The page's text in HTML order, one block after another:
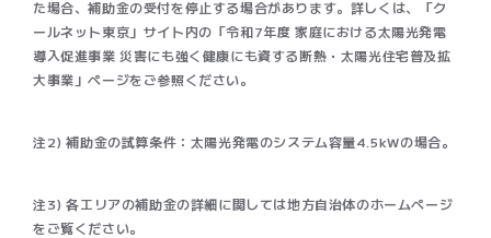
た場合、補助金の受付を停止する場合があります。詳しくは、「ク
ールネット東京」サイト内の「令和7年度 家庭における太陽光発電
導入促進事業 災害にも強く健康にも資する断熱・太陽光住宅普及拡
大事業」ページをご参照ください。
注2) 補助金の試算条件：太陽光発電のシステム容量4.5kWの場合。
注3) 各エリアの補助金の詳細に関しては地方自治体のホームページ
をご覧ください。